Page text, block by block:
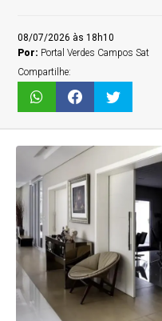
08/07/2026 às 18h10
Por: Portal Verdes Campos Sat
Compartilhe: